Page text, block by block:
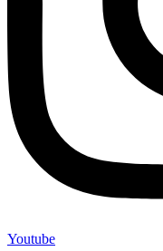
Youtube